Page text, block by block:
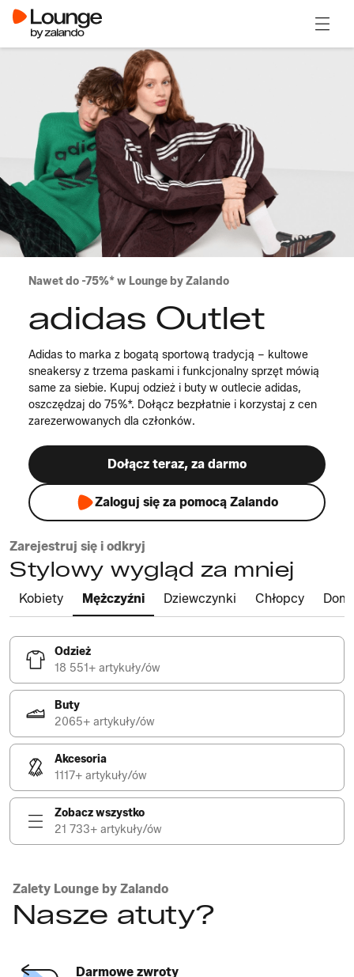
Nawet do -75%* w Lounge by Zalando
adidas Outlet
Adidas to marka z bogatą sportową tradycją – kultowe
sneakersy z trzema paskami i funkcjonalny sprzęt mówią
same za siebie. Kupuj odzież i buty w outlecie adidas,
oszczędzaj do 75%*. Dołącz bezpłatnie i korzystaj z cen
zarezerwowanych dla członków.
Dołącz teraz, za darmo
Zaloguj się za pomocą Zalando
Zarejestruj się i odkryj
Stylowy wygląd za mniej
Kobiety Mężczyźni Dziewczynki Chłopcy Dom
Odzież
18 551+ artykuły/ów
Buty
2065+ artykuły/ów
Akcesoria
1117+ artykuły/ów
Zobacz wszystko
21 733+ artykuły/ów
Zalety Lounge by Zalando
Nasze atuty?
Darmowe zwroty